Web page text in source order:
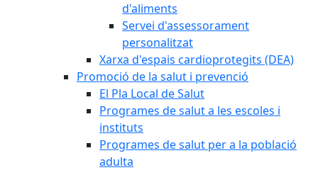
d'aliments
Servei d'assessorament
personalitzat
Xarxa d'espais cardioprotegits (DEA)
Promoció de la salut i prevenció
El Pla Local de Salut
Programes de salut a les escoles i
instituts
Programes de salut per a la població
adulta